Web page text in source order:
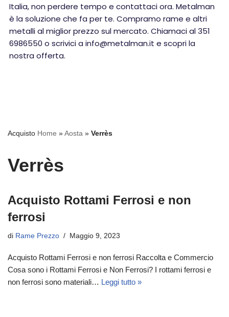
Italia, non perdere tempo e contattaci ora. Metalman
è la soluzione che fa per te. Compramo rame e altri
metalli al miglior prezzo sul mercato. Chiamaci al 351
6986550 o scrivici a info@metalman.it e scopri la
nostra offerta.
Acquisto Home »Aosta » Verrès
Verrès
Acquisto Rottami Ferrosi e non
ferrosi
di Rame Prezzo Maggio 9, 2023
Acquisto Rottami Ferrosi e non ferrosi Raccolta e Commercio
Cosa sono i Rottami Ferrosi e Non Ferrosi? I rottami ferrosi e
non ferrosi sono materiali… Leggi tutto »